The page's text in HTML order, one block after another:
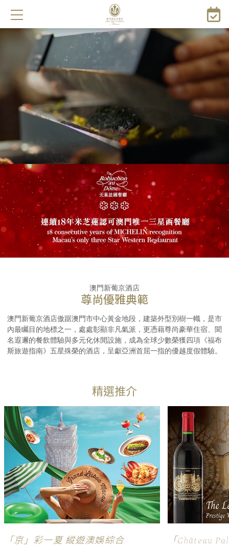
澳門新葡京酒店
尊尚優雅典範
澳門新葡京酒店傲踞澳門市中心黃金地段，建築外型別樹一幟，是市
內最矚目的地標之一，處處彰顯非凡氣派，更憑藉尊尚豪華住宿、聞
名遐邇的餐飲體驗與多元化休閒設施，成為全球少數榮獲四項《福布
斯旅遊指南》五星殊榮的酒店，呈獻亞洲首屈一指的優越度假體驗。
精選推介
「京」彩一夏 縱遊澳娛綜合
「Château